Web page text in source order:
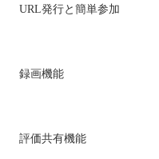
URL発行と簡単参加
録画機能
評価共有機能